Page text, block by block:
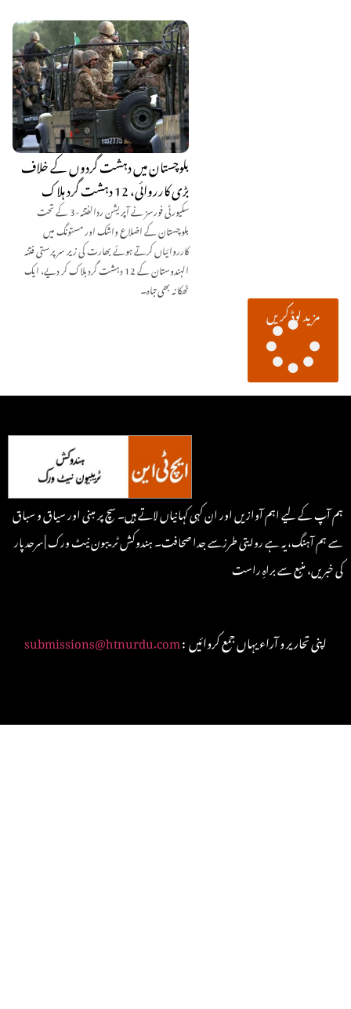
بلوچستان میں دہشت گردوں کے خلاف
بڑی کارروائی، 12 دہشت گرد ہلاک
سکیورٹی فورسز نے آپریشن ردالفتنہ-3 کے تحت
بلوچستان کے اضلاع واشک اور مستونگ میں
کارروائیاں کرتے ہوئے بھارت کی زیر سرپرستی فتنہ
الہندوستان کے 12 دہشت گرد ہلاک کر دیے، ایک
ٹھکانہ بھی تباہ۔
مزید لوڈ کریں
ہم آپ کے لیے اہم آوازیں اور ان کہی کہانیاں لاتے ہیں۔ سچ پر مبنی اور سیاق و سباق
سے ہم آہنگ، یہ ہے روایتی طرزسے جدا صحافت۔ ہندوکش ٹریبون نیٹ ورک | سرحد پار
کی خبریں، منبع سے براہِ راست
submissions@htnurdu.com : اپنی تحاریر و آراء یہاں جمع کروائیں